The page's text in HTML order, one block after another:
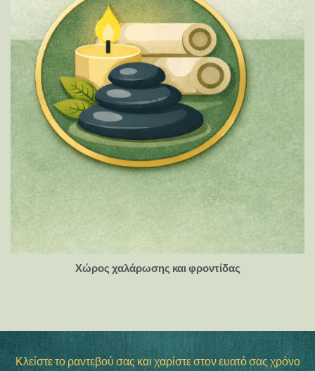
Χώρος χαλάρωσης και φροντίδας
Κλείστε το ραντεβού σας και χαρίστε στον ευατό σας χρόνο